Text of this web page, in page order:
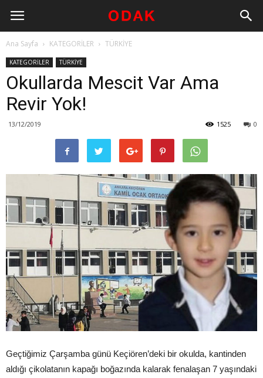
Ana Sayfa KATEGORİLER TÜRKİYE
KATEGORİLER TÜRKİYE
Okullarda Mescit Var Ama
Revir Yok!
13/12/2019 0
1525
Geçtiğimiz Çarşamba günü Keçiören’deki bir okulda, kantinden
aldığı çikolatanın kapağı boğazında kalarak fenalaşan 7 yaşındaki